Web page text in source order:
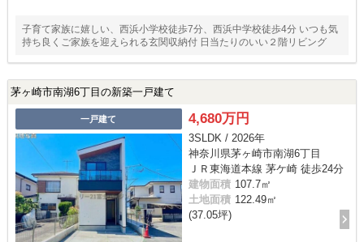
子育て家族に嬉しい、西浜小学校徒歩7分、西浜中学校徒歩4分 いつも気
持ち良くご家族を迎えられる玄関収納付 日当たりのいい２階リビング
茅ヶ崎市南湖6丁目の新築一戸建て
一戸建て 4,680万円
3SLDK / 2026年
神奈川県茅ヶ崎市南湖6丁目
ＪＲ東海道本線 茅ケ崎 徒歩24分
建物面積 107.7㎡
土地面積 122.49㎡
(37.05坪)